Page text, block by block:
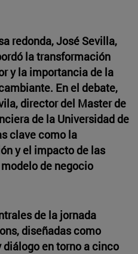
redonda, José Sevilla,
la transformación
y la importancia de la
En el debate,
director del Master de
de la Universidad de
clave como la
y el impacto de las
de negocio
de la jornada
diseñadas como
en torno a cinco